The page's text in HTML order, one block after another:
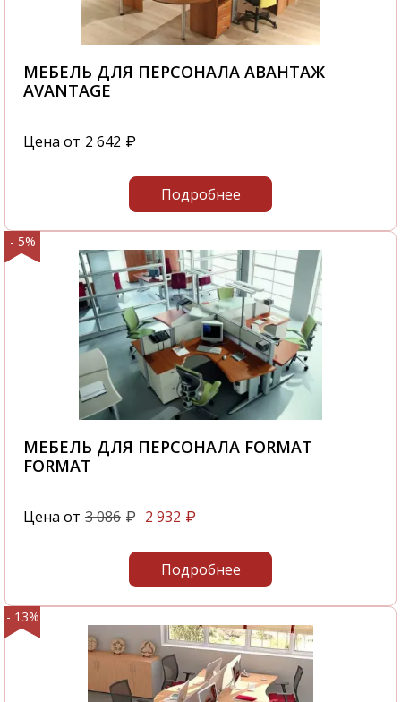
МЕБЕЛЬ ДЛЯ ПЕРСОНАЛА АВАНТАЖ
AVANTAGE
Цена от 2 642 ₽
Подробнее
- 5%
МЕБЕЛЬ ДЛЯ ПЕРСОНАЛА FORMAT
FORMAT
Цена от 3 086 ₽ 2 932 ₽
Подробнее
- 13%